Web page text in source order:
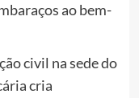
ao bem-
civil na sede do
cria